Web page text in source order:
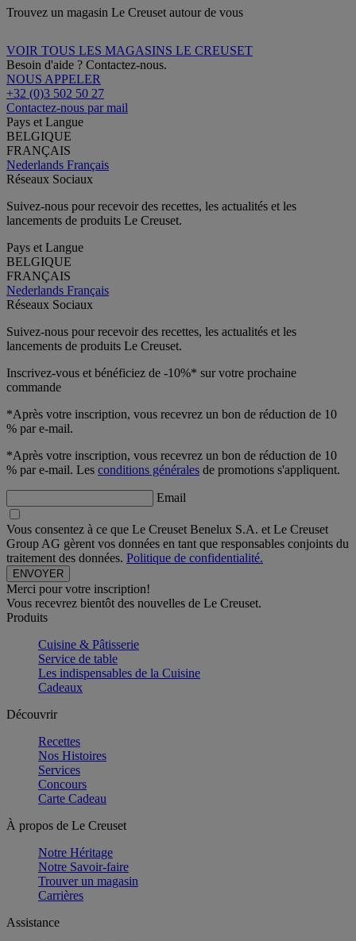
Trouvez un magasin Le Creuset autour de vous
VOIR TOUS LES MAGASINS LE CREUSET
Besoin d'aide ? Contactez-nous.
NOUS APPELER
+32 (0)3 502 50 27
Contactez-nous par mail
Pays et Langue
BELGIQUE
FRANÇAIS
Nederlands Français
Réseaux Sociaux
Suivez-nous pour recevoir des recettes, les actualités et les
lancements de produits Le Creuset.
Pays et Langue
BELGIQUE
FRANÇAIS
Nederlands Français
Réseaux Sociaux
Suivez-nous pour recevoir des recettes, les actualités et les
lancements de produits Le Creuset.
Inscrivez-vous et bénéficiez de -10%* sur votre prochaine
commande
*Après votre inscription, vous recevrez un bon de réduction de 10
% par e-mail.
*Après votre inscription, vous recevrez un bon de réduction de 10
% par e-mail. Les conditions générales de promotions s'appliquent.
Email
Vous consentez à ce que Le Creuset Benelux S.A. et Le Creuset
Group AG gèrent vos données en tant que responsables conjoints du
traitement des données. Politique de confidentialité.
Merci pour votre inscription!
Vous recevrez bientôt des nouvelles de Le Creuset.
Produits
Cuisine & Pâtisserie
Service de table
Les indispensables de la Cuisine
Cadeaux
Découvrir
Recettes
Nos Histoires
Services
Concours
Carte Cadeau
À propos de Le Creuset
Notre Héritage
Notre Savoir-faire
Trouver un magasin
Carrières
Assistance